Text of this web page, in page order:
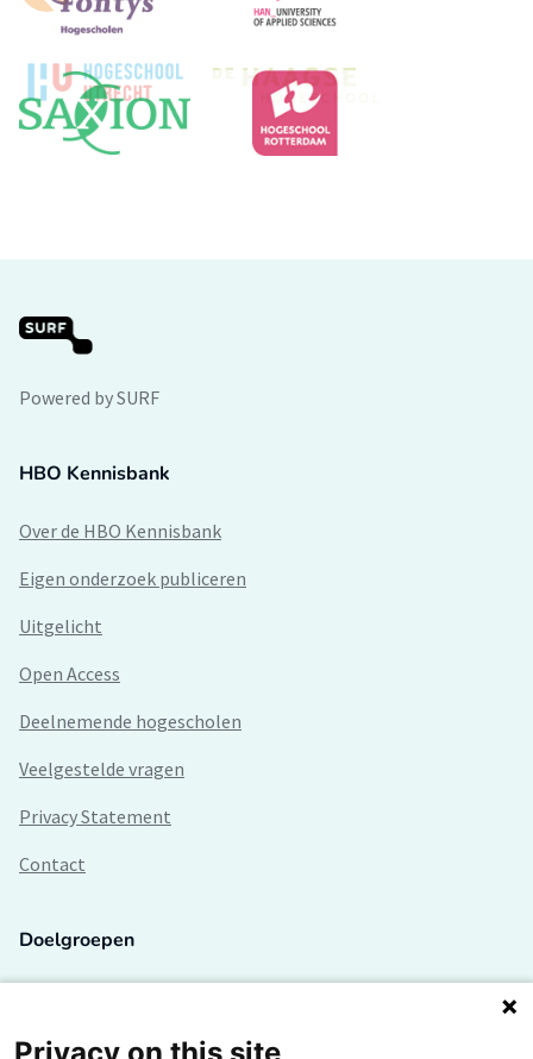
Powered by SURF
HBO Kennisbank
Over de HBO Kennisbank
Eigen onderzoek publiceren
Uitgelicht
Open Access
Deelnemende hogescholen
Veelgestelde vragen
Privacy Statement
Contact
Doelgroepen
Lectoren en onderzoekers